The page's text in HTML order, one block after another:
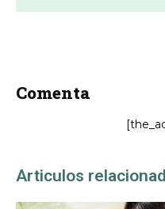
Comenta
Articulos